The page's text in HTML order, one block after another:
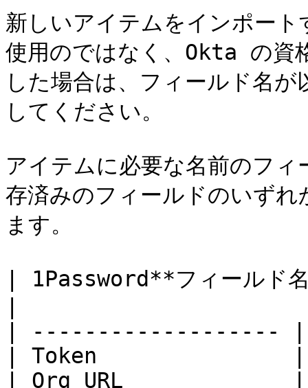
新しいアイテムをインポー
使用のではなく、Okta の資
した場合は、フィールド名
してください。
アイテムに必要な名前のフ
存済みのフィールドのいず
ます。
| 1Password**フィール
| -------------------
| Token               |